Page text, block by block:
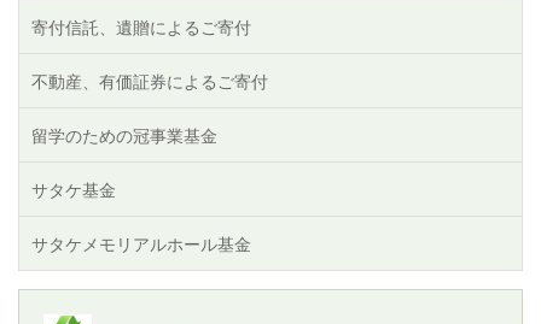
寄付信託、遺贈によるご寄付
不動産、有価証券によるご寄付
留学のための冠事業基金
サタケ基金
サタケメモリアルホール基金